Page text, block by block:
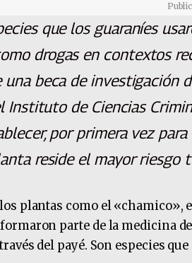
que los guaraníes
drogas en contextos
una beca de investigación
Instituto de Ciencias
por primera vez
reside el mayor riesgo
plantas como el «chamico»,
parte de la medicina
del payé. Son especies